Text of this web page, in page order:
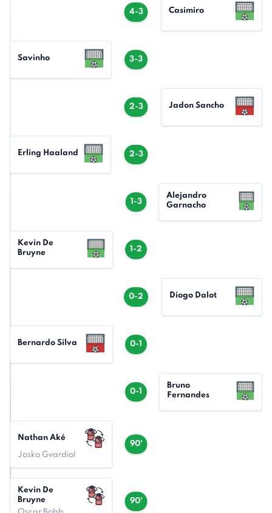
4-3 Casimiro
3-3
Savinho
2-3 Jadon Sancho
2-3
Erling Haaland
1-3
Alejandro
Garnacho
1-2
Kevin De
Bruyne
0-2 Diogo Dalot
0-1
Bernardo Silva
0-1
Bruno
Fernandes
90'
Nathan Aké
Josko Gvardiol
90'
Kevin De
Bruyne